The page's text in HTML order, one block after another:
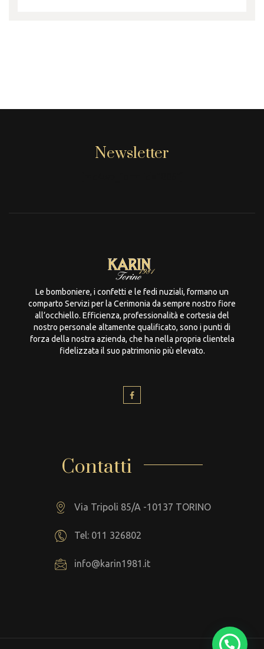
Newsletter
Le bomboniere, i confetti e le fedi nuziali, formano un
comparto Servizi per la Cerimonia da sempre nostro fiore
all’occhiello. Efficienza, professionalità e cortesia del
nostro personale altamente qualificato, sono i punti di
forza della nostra azienda, che ha nella propria clientela
fidelizzata il suo patrimonio più elevato.
Contatti
Via Tripoli 85/A -10137 TORINO
Tel: 011 326802
info@karin1981.it